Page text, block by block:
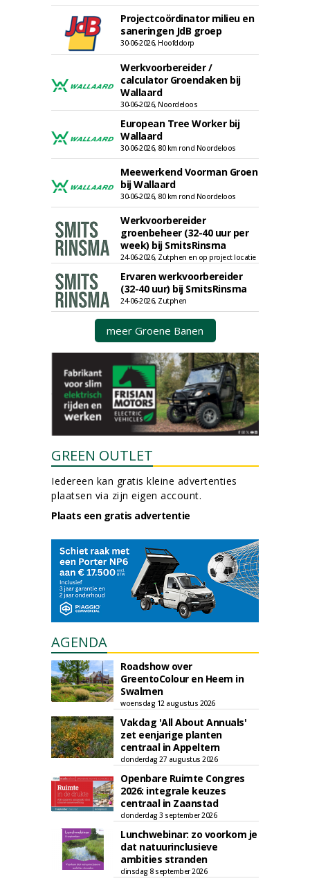
Projectcoördinator milieu en
saneringen JdB groep
30-06-2026, Hoofddorp
Werkvoorbereider /
calculator Groendaken bij
Wallaard
30-06-2026, Noordeloos
European Tree Worker bij
Wallaard
30-06-2026, 80 km rond Noordeloos
Meewerkend Voorman Groen
bij Wallaard
30-06-2026, 80 km rond Noordeloos
Werkvoorbereider
groenbeheer (32-40 uur per
week) bij SmitsRinsma
24-06-2026, Zutphen en op project locatie
Ervaren werkvoorbereider
(32-40 uur) bij SmitsRinsma
24-06-2026, Zutphen
meer Groene Banen
GREEN OUTLET
Iedereen kan gratis kleine advertenties
plaatsen via zijn eigen account.
Plaats een gratis advertentie
AGENDA
Roadshow over
GreentoColour en Heem in
Swalmen
woensdag 12 augustus 2026
Vakdag 'All About Annuals'
zet eenjarige planten
centraal in Appeltern
donderdag 27 augustus 2026
Openbare Ruimte Congres
2026: integrale keuzes
centraal in Zaanstad
donderdag 3 september 2026
Lunchwebinar: zo voorkom je
dat natuurinclusieve
ambities stranden
dinsdag 8 september 2026